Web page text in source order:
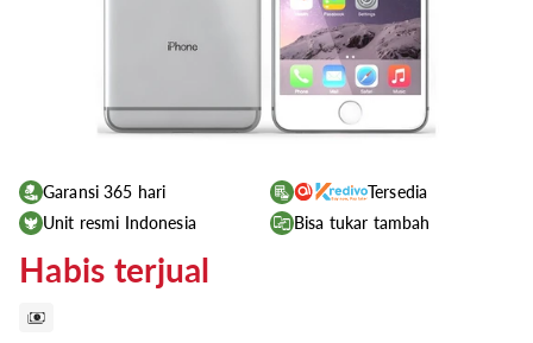
Garansi 365 hari
Tersedia
Unit resmi Indonesia
Bisa tukar tambah
Habis terjual